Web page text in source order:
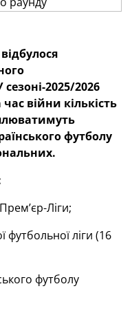
2025/2026
війни кількість
футболу
Ліги;
ліги (16
футболу